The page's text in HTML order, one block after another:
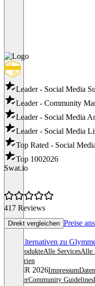
Leader - Social Media
Leader - Community
Leader - Social Media
Leader - Social Media
Top Rated - Social
Top 1002026
Swat.io
417 Reviews
Direkt vergleichen Preise
Alle Alternativen zu
Alle ProdukteAlle ServicesAlle
Kategorien
© OMR 2026Impressum
AnbieterCommunity Guidelines